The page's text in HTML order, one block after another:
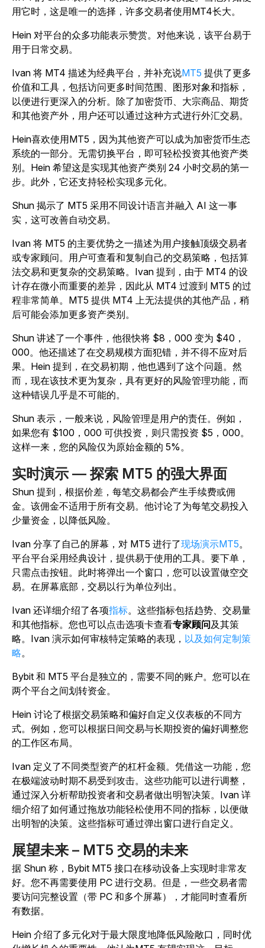
用它时，这是唯一的选择，许多交易者使用MT4长大。
Hein 对平台的众多功能表示赞赏。对他来说，该平台易于
用于日常交易。
Ivan 将 MT4 描述为经典平台，并补充说MT5 提供了更多
价值和工具，包括访问更多时间范围、图形对象和指标，
以便进行更深入的分析。除了加密货币、大宗商品、期货
和其他资产外，用户还可以通过这种方式进行外汇交易。
Hein喜欢使用MT5，因为其他资产可以成为加密货币生态
系统的一部分。无需切换平台，即可轻松投资其他资产类
别。Hein 希望这是实现其他资产类别 24 小时交易的第一
步。此外，它还支持轻松实现多元化。
Shun 揭示了 MT5 采用不同设计语言并融入 AI 这一事
实，这可改善自动交易。
Ivan 将 MT5 的主要优势之一描述为用户接触顶级交易者
或专家顾问。用户可查看和复制自己的交易策略，包括算
法交易和更复杂的交易策略。Ivan 提到，由于 MT4 的设
计存在微小而重要的差异，因此从 MT4 过渡到 MT5 的过
程非常简单。MT5 提供 MT4 上无法提供的其他产品，稍
后可能会添加更多资产类别。
Shun 讲述了一个事件，他很快将 $8，000 变为 $40，
000。他还描述了在交易规模方面犯错，并不得不应对后
果。Hein 提到，在交易初期，他也遇到了这个问题。然
而，现在该技术更为复杂，具有更好的风险管理功能，而
这种错误几乎是不可能的。
Shun 表示，一般来说，风险管理是用户的责任。例如，
如果您有 $100，000 可供投资，则只需投资 $5，000。
这样一来，您的风险仅为原始金额的 5%。
实时演示 — 探索 MT5 的强大界面
Shun 提到，根据价差，每笔交易都会产生手续费或佣
金。该佣金不适用于所有交易。他讨论了为每笔交易投入
少量资金，以降低风险。
Ivan 分享了自己的屏幕，对 MT5 进行了现场演示MT5。
平台平台采用经典设计，提供易于使用的工具。要下单，
只需点击按钮。此时将弹出一个窗口，您可以设置做空交
易。在屏幕底部，交易以行为单位列出。
Ivan 还详细介绍了各项指标。这些指标包括趋势、交易量
和其他指标。您也可以点击选项卡查看专家顾问及其策
略。Ivan 演示如何审核特定策略的表现， 以及如何定制策
略。
Bybit 和 MT5 平台是独立的，需要不同的账户。您可以在
两个平台之间划转资金。
Hein 讨论了根据交易策略和偏好自定义仪表板的不同方
式。例如，您可以根据日间交易与长期投资的偏好调整您
的工作区布局。
Ivan 定义了不同类型资产的杠杆金额。凭借这一功能，您
在极端波动时期不易受到攻击。这些功能可以进行调整，
通过深入分析帮助投资者和交易者做出明智决策。Ivan 详
细介绍了如何通过拖放功能轻松使用不同的指标，以便做
出明智的决策。这些指标可通过弹出窗口进行自定义。
展望未来 – MT5 交易的未来
据 Shun 称，Bybit MT5 接口在移动设备上实现时非常友
好。您不再需要使用 PC 进行交易。但是，一些交易者需
要访问完整设置（带 PC 和多个屏幕），才能同时查看所
有数据。
Hein 介绍了多元化对于最大限度地降低风险敞口，同时优